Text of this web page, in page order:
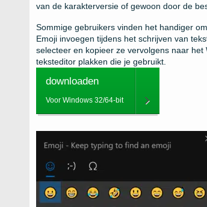
van de karakterversie of gewoon door de
Sommige gebruikers vinden het handiger
Emoji invoegen tijdens het schrijven van
selecteer en kopieer ze vervolgens naar
teksteditor plakken die je gebruikt.
downloaden
Voor Windows 32/64-bit